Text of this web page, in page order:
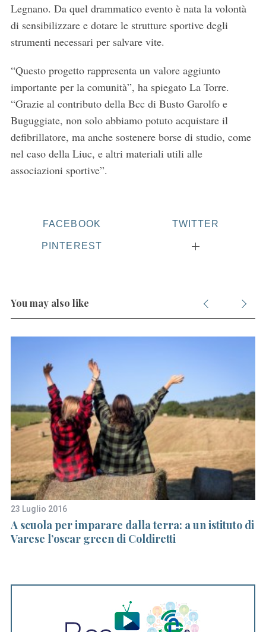
Legnano. Da quel drammatico evento è nata la volontà
di sensibilizzare e dotare le strutture sportive degli
strumenti necessari per salvare vite.
“Questo progetto rappresenta un valore aggiunto
importante per la comunità”, ha spiegato La Torre.
“Grazie al contributo della Bcc di Busto Garolfo e
Buguggiate, non solo abbiamo potuto acquistare il
defibrillatore, ma anche sostenere borse di studio, come
nel caso della Liuc, e altri materiali utili alle
associazioni sportive”.
FACEBOOK TWITTER
PINTEREST
You may also like
23 Luglio 2016
A scuola per imparare dalla terra: a un istituto di
Varese l’oscar green di Coldiretti
r
h
: